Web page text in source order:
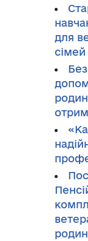
для
сімей
родин